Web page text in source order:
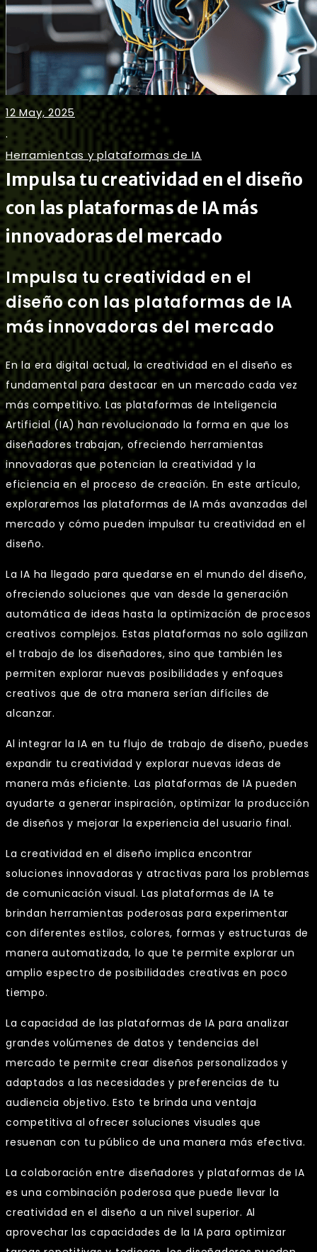
12 May, 2025
.
Herramientas y plataformas de IA
Impulsa tu creatividad en el diseño
con las plataformas de IA más
innovadoras del mercado
Impulsa tu creatividad en el
diseño con las plataformas de IA
más innovadoras del mercado
En la era digital actual, la creatividad en el diseño es
fundamental para destacar en un mercado cada vez
más competitivo. Las plataformas de Inteligencia
Artificial (IA) han revolucionado la forma en que los
diseñadores trabajan, ofreciendo herramientas
innovadoras que potencian la creatividad y la
eficiencia en el proceso de creación. En este artículo,
exploraremos las plataformas de IA más avanzadas del
mercado y cómo pueden impulsar tu creatividad en el
diseño.
La IA ha llegado para quedarse en el mundo del diseño,
ofreciendo soluciones que van desde la generación
automática de ideas hasta la optimización de procesos
creativos complejos. Estas plataformas no solo agilizan
el trabajo de los diseñadores, sino que también les
permiten explorar nuevas posibilidades y enfoques
creativos que de otra manera serían difíciles de
alcanzar.
Al integrar la IA en tu flujo de trabajo de diseño, puedes
expandir tu creatividad y explorar nuevas ideas de
manera más eficiente. Las plataformas de IA pueden
ayudarte a generar inspiración, optimizar la producción
de diseños y mejorar la experiencia del usuario final.
La creatividad en el diseño implica encontrar
soluciones innovadoras y atractivas para los problemas
de comunicación visual. Las plataformas de IA te
brindan herramientas poderosas para experimentar
con diferentes estilos, colores, formas y estructuras de
manera automatizada, lo que te permite explorar un
amplio espectro de posibilidades creativas en poco
tiempo.
La capacidad de las plataformas de IA para analizar
grandes volúmenes de datos y tendencias del
mercado te permite crear diseños personalizados y
adaptados a las necesidades y preferencias de tu
audiencia objetivo. Esto te brinda una ventaja
competitiva al ofrecer soluciones visuales que
resuenan con tu público de una manera más efectiva.
La colaboración entre diseñadores y plataformas de IA
es una combinación poderosa que puede llevar la
creatividad en el diseño a un nivel superior. Al
aprovechar las capacidades de la IA para optimizar